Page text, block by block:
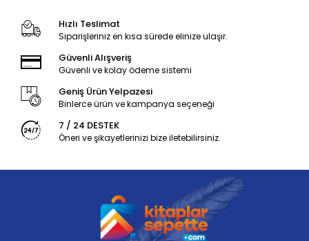
Hızlı Teslimat
Siparişleriniz en kısa sürede elinize ulaşır.
Güvenli Alışveriş
Güvenli ve kolay ödeme sistemi
Geniş Ürün Yelpazesi
Binlerce ürün ve kampanya seçeneği
7 / 24 DESTEK
Öneri ve şikayetlerinizi bize iletebilirsiniz.